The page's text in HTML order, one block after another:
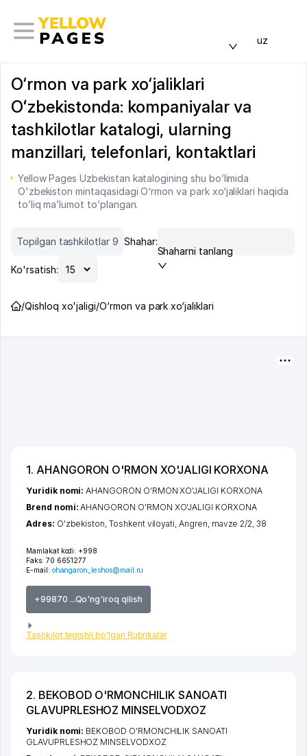
uz
O‘rmon va park xo‘jaliklari
Oʻzbekistonda: kompaniyalar va
tashkilotlar katalogi, ularning
manzillari, telefonlari, kontaktlari
Yellow Pages Uzbekistan katalogining shu bo’limida
O'zbekiston mintaqasidagi O‘rmon va park xo‘jaliklari haqida
to’liq ma’lumot to’plangan.
Topilgan tashkilotlar 9 Shahar:
Shaharni tanlang
Ko'rsatish:
/Qishloq xo'jaligi/O‘rmon va park xo‘jaliklari
1. AHANGORON O'RMON XO'JALIGI KORXONA
Mamlakat kodi: +998
Faks: 70 6651277
E-mail: ohangaron_leshos@mail.ru
+99870 ...Qo'ng'iroq qilish
Tashkilot tegishli bo'lgan Rubrikalar
Yuridik nomi:AHANGORON O'RMON XO'JALIGI KORXONA
Brend nomi:AHANGORON O'RMON XO'JALIGI KORXONA
Adres: O'zbekiston,Toshkent viloyati,Angren, mavze 2/2, 38
2. BEKOBOD O'RMONCHILIK SANOATI
GLAVUPRLESHOZ MINSELVODXOZ
Yuridik nomi: BEKOBOD O'RMONCHILIK SANOATI
GLAVUPRLESHOZ MINSELVODXOZ